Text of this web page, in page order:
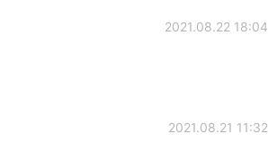
2021.08.22 18:04
2021.08.21 11:32